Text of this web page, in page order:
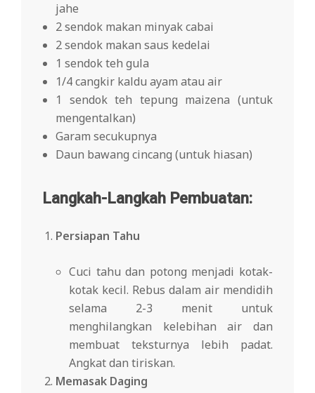
jahe
2 sendok makan minyak cabai
2 sendok makan saus kedelai
1 sendok teh gula
1/4 cangkir kaldu ayam atau air
1 sendok teh tepung maizena (untuk
mengentalkan)
Garam secukupnya
Daun bawang cincang (untuk hiasan)
Langkah-Langkah Pembuatan:
Persiapan Tahu
Cuci tahu dan potong menjadi kotak-
kotak kecil. Rebus dalam air mendidih
selama 2-3 menit untuk
menghilangkan kelebihan air dan
membuat teksturnya lebih padat.
Angkat dan tiriskan.
Memasak Daging